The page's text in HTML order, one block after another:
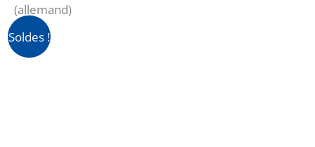
(allemand)
Soldes !
quantité
de